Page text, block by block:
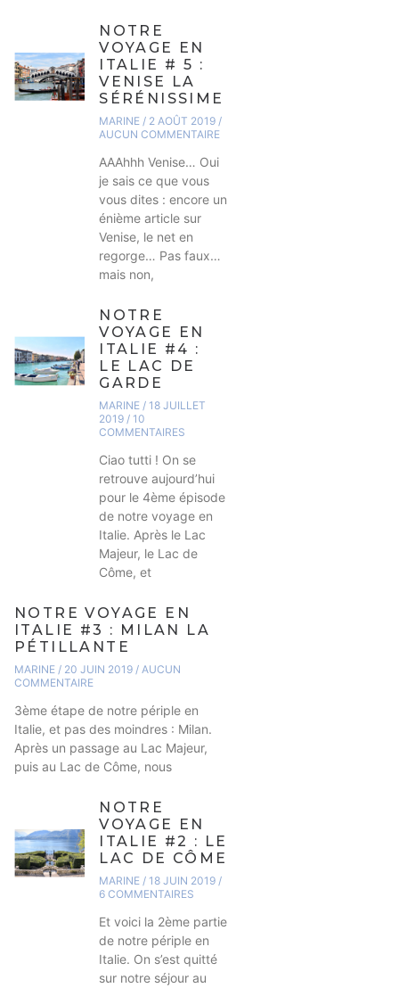
NOTRE
VOYAGE EN
ITALIE # 5 :
VENISE LA
SÉRÉNISSIME
MARINE 2 AOÛT 2019
AUCUN COMMENTAIRE
AAAhhh Venise… Oui
je sais ce que vous
vous dites : encore un
énième article sur
Venise, le net en
regorge… Pas faux…
mais non,
NOTRE
VOYAGE EN
ITALIE #4 :
LE LAC DE
GARDE
MARINE 18 JUILLET
2019 10
COMMENTAIRES
Ciao tutti ! On se
retrouve aujourd’hui
pour le 4ème épisode
de notre voyage en
Italie. Après le Lac
Majeur, le Lac de
Côme, et
NOTRE VOYAGE EN
ITALIE #3 : MILAN LA
PÉTILLANTE
MARINE 20 JUIN 2019
AUCUN
COMMENTAIRE
3ème étape de notre périple en
Italie, et pas des moindres : Milan.
Après un passage au Lac Majeur,
puis au Lac de Côme, nous
NOTRE
VOYAGE EN
ITALIE #2 : LE
LAC DE CÔME
MARINE 18 JUIN 2019
6 COMMENTAIRES
Et voici la 2ème partie
de notre périple en
Italie. On s’est quitté
sur notre séjour au